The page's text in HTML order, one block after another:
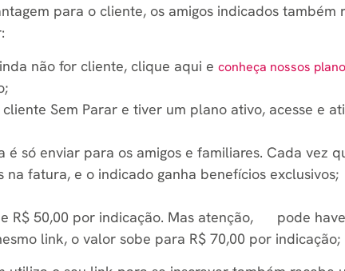
para o cliente, os amigos indicados também
não for cliente, clique aqui e conheça nossos
Sem Parar e tiver um plano ativo, acesse e
é só enviar para os amigos e familiares. Cada vez
na fatura, e o indicado ganha benefícios exclusivos;
R$ 50,00 por indicação. Mas atenção, pode
link, o valor sobe para R$ 70,00 por indicação;